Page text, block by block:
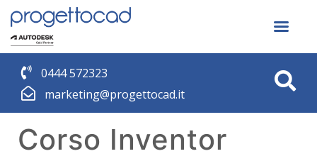
0444 572323
marketing@progettocad.it
Corso Inventor